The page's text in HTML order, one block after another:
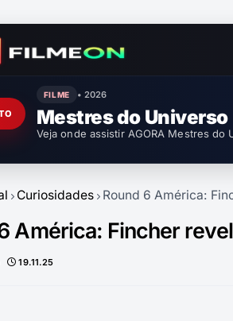
FILME • 2026
Mestres do Universo
Veja onde assistir AGORA Mestres
Curiosidades Round 6 América:
América: Fincher
19.11.25